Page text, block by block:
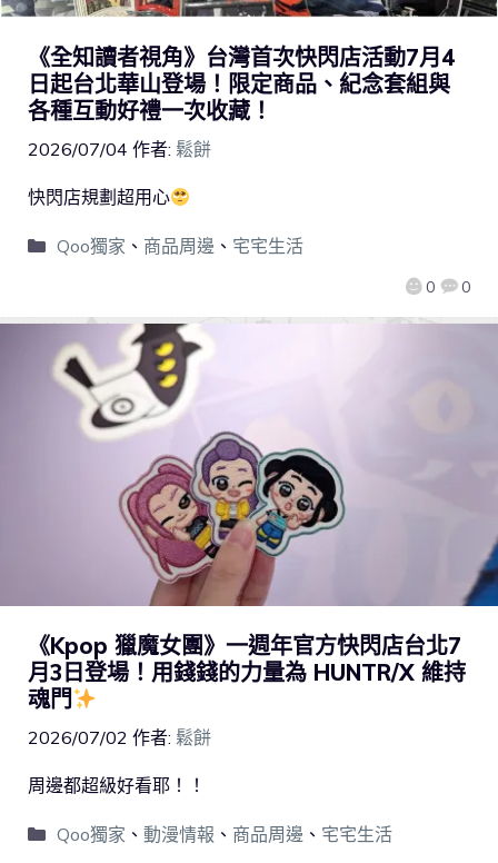
《全知讀者視角》台灣首次快閃店活動7月4
日起台北華山登場！限定商品、紀念套組與
各種互動好禮一次收藏！
2026/07/04 作者: 鬆餅
0 0
快閃店規劃超用心
Qoo獨家 、 商品周邊 、 宅宅生活
《Kpop 獵魔女團》一週年官方快閃店台北7
月3日登場！用錢錢的力量為 HUNTR/X 維持
魂門
2026/07/02 作者: 鬆餅
周邊都超級好看耶！！
Qoo獨家 、 動漫情報 、 商品周邊 、 宅宅生活